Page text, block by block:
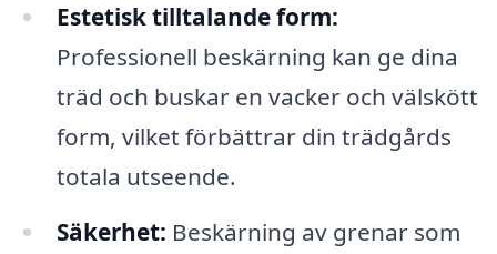
Estetisk tilltalande form:
Professionell beskärning kan ge dina
träd och buskar en vacker och välskött
form, vilket förbättrar din trädgårds
totala utseende.
Säkerhet: Beskärning av grenar som